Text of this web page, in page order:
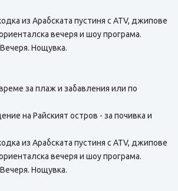
из Арабската пустиня с ATV, джипове
вечеря и шоу програма.
Нощувка.
за плаж и забавления или по
на Райският остров - за почивка и
из Арабската пустиня с ATV, джипове
вечеря и шоу програма.
Нощувка.